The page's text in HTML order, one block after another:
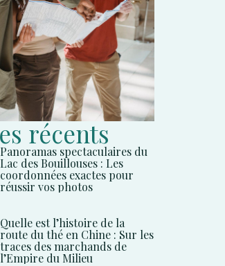
récents
Panoramas spectaculaires du
Lac des Bouillouses : Les
coordonnées exactes pour
réussir vos photos
Quelle est l’histoire de la
route du thé en Chine : Sur les
traces des marchands de
l’Empire du Milieu